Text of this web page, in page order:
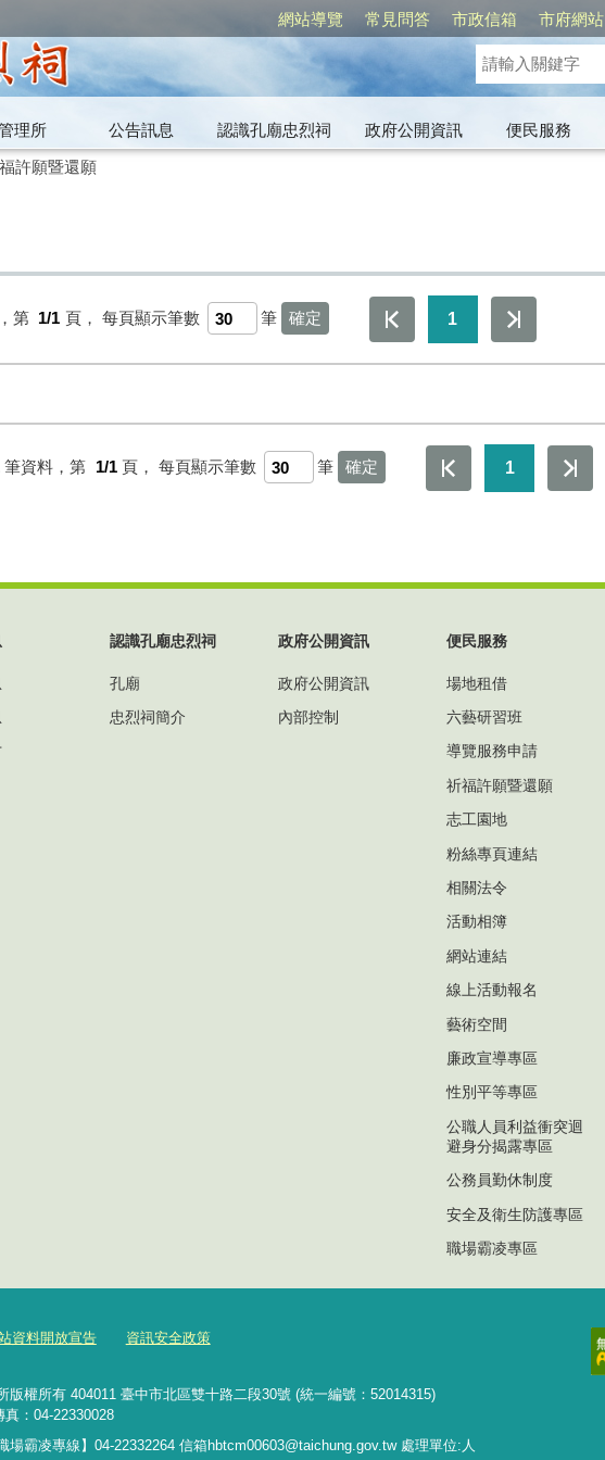
網站導覽 常見問答 市政信箱 市府網站
理所 公告訊息 認識孔廟忠烈祠 政府公開資訊
便民服務
許願暨還願
第 1/1 頁， 每頁顯示筆數 筆 1
筆資料，第 1/1 頁， 每頁顯示筆數 筆 1
認識孔廟忠烈祠
孔廟
忠烈祠簡介
政府公開資訊
政府公開資訊
內部控制
便民服務
場地租借
六藝研習班
導覽服務申請
祈福許願暨還願
志工園地
粉絲專頁連結
相關法令
活動相簿
網站連結
線上活動報名
藝術空間
廉政宣導專區
性別平等專區
公職人員利益衝突迴
避身分揭露專區
公務員勤休制度
安全及衛生防護專區
職場霸凌專區
資料開放宣告 資訊安全政策
版權所有 404011 臺中市北區雙十路二段30號 (統一編號：52014315)
真：04-22330028
場霸凌專線】 04-22332264 信箱hbtcm00603@taichung.gov.tw 處理單位:人